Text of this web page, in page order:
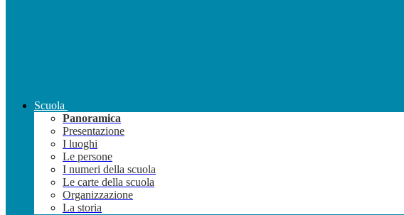
Scuola
Panoramica
Presentazione
I luoghi
Le persone
I numeri della scuola
Le carte della scuola
Organizzazione
La storia